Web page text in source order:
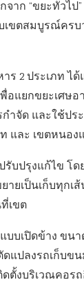
าก “ขยะทั่วไป
ขตสมบูรณ์คร
2 ประเภท ไ
อแยกขยะเศษ
ำจัด และใช้ป
และ เขตหนอง
บปรุงแก้ไข โด
ายเป็นเก็บทุก
เขต
บเปิดข้าง ขน
ดแปลงรถเก็บ
ตั้งบริเวณคอร